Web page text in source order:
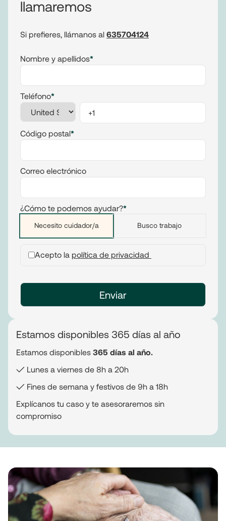
llamaremos
Si prefieres, llámanos al 635704124
Nombre y apellidos*
Teléfono*
Código postal*
Correo electrónico
¿Cómo te podemos ayudar?*
Necesito cuidador/a Busco trabajo
Acepto la política de privacidad
Estamos disponibles 365 días al año
Estamos disponibles 365 días al año.
✓ Lunes a viernes de 8h a 20h
✓ Fines de semana y festivos de 9h a 18h
Explícanos tu caso y te asesoraremos sin
compromiso